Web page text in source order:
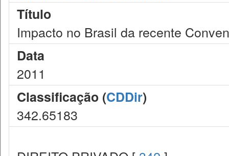
Título
Impacto no Brasil da recente
Data
2011
Classificação (CDDir)
342.65183